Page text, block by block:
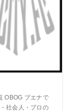
OBOG ブエナで
社会人・プロの